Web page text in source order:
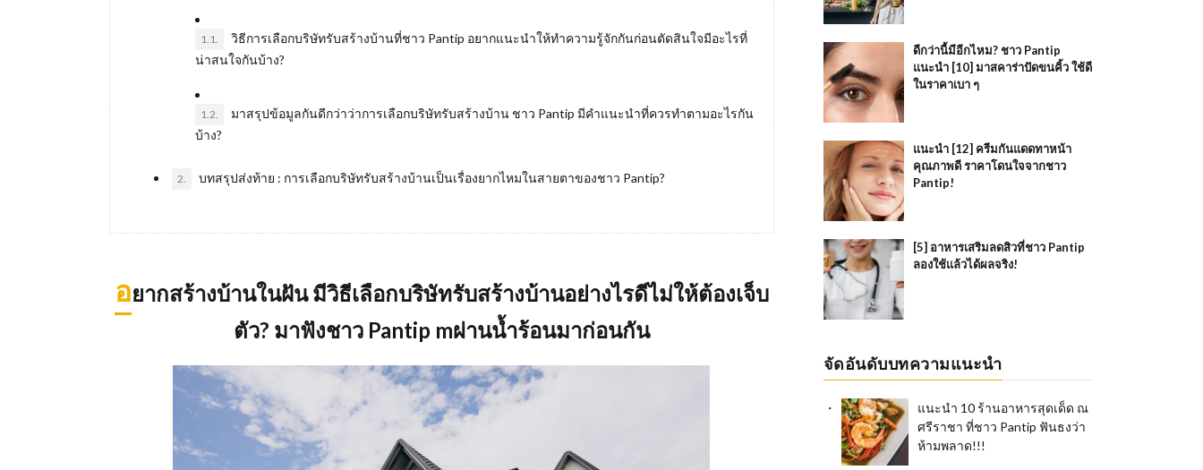
1.1.
วิธีการเลือกบริษัทรับสร้างบ้านที่ชาว Pantip อยากแนะนำให้ทำความรู้จักกันก่อนตัดสินใจมีอะไรที่
น่าสนใจกันบ้าง?
1.2.
มาสรุปข้อมูลกันดีกว่าว่าการเลือกบริษัทรับสร้างบ้าน ชาว Pantip มีคำแนะนำที่ควรทำตามอะไรกัน
บ้าง?
2. บทสรุปส่งท้าย : การเลือกบริษัทรับสร้างบ้านเป็นเรื่องยากไหมในสายตาของชาว Pantip?
อยากสร้างบ้านในฝัน มีวิธีเลือกบริษัทรับสร้างบ้านอย่างไรดีไม่ให้ต้องเจ็บ
ตัว? มาฟังชาว Pantip mผ่านน้ำร้อนมาก่อนกัน
ดีกว่านี้มีอีกไหม? ชาว Pantip
แนะนำ [10] มาสคาร่าปัดขนคิ้ว ใช้ดี
ในราคาเบา ๆ
แนะนำ [12] ครีมกันแดดทาหน้า
คุณภาพดี ราคาโดนใจจากชาว
Pantip!
[5] อาหารเสริมลดสิวที่ชาว Pantip
ลองใช้แล้วได้ผลจริง!
จัดอันดับบทความแนะนำ
แนะนำ 10 ร้านอาหารสุดเด็ด ณ
ศรีราชา ที่ชาว Pantip ฟันธงว่า
ห้ามพลาด!!!